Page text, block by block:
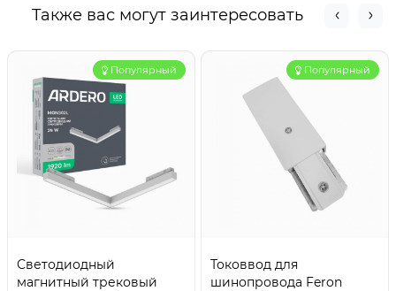
Также вас могут заинтересовать
Популярный
Светодиодный
магнитный трековый
Популярный
Токоввод для
шинопровода Feron